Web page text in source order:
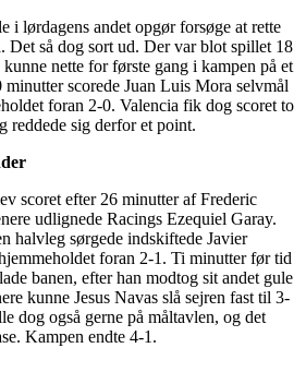
i lørdagens andet opgør forsøge at rette
Det så dog sort ud. Der var blot spillet 18
nette for første gang i kampen på et
scorede Juan Luis Mora selvmål
foran 2-0. Valencia fik dog scoret to
reddede sig derfor et point.
scoret efter 26 minutter af Frederic
udlignede Racings Ezequiel Garay.
halvleg sørgede indskiftede Javier
foran 2-1. Ti minutter før tid
banen, efter han modtog sit andet gule
kunne Jesus Navas slå sejren fast til 3-
dog også gerne på måltavlen, og det
Kampen endte 4-1.